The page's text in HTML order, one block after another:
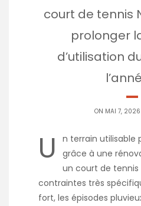
court de tennis
prolonger
d’utilisation
ON MAI 7, 2026
U
n terrain utilisable
grâce à une
un court de tennis
contraintes très
fort, les épisodes